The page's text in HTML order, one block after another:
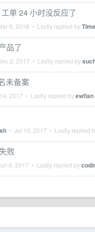
单 24 小时没反应了
8, 2018 • Lastly replied by
品了
2, 2017 • Lastly replied by
未备案
2017 • Lastly replied byewfian
• Jul 19, 2017 • Lastly replied
败
6, 2017 • Lastly replied by